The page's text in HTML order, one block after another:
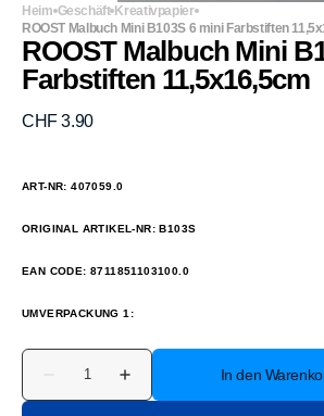
Heim Geschäft Kreativpapier
ROOST Malbuch Mini B103S 6 mini Farbstiften
ROOST Malbuch Mini
Farbstiften 11,5x16,5cm
Normaler
CHF 3.90
ART-NR: 407059.0
ORIGINAL ARTIKEL-NR: B103S
EAN CODE: 8711851103100.0
UMVERPACKUNG 1:
Verringere
die
Anzahl
Erhöhe
die
In den